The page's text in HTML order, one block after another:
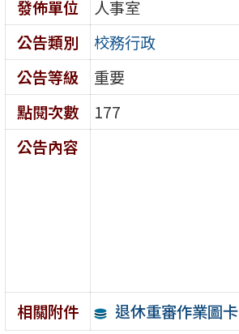
發佈單位
人事室
公告類別
校務行政
公告等級
重要
點閱次數
177
公告內容
相關附件 退休重審作業圖卡